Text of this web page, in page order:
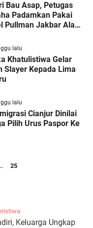
Bau Asap, Petugas
Padamkan Pakai
Pullman Jakbar Alami
lalu
Khatulistiwa Gelar
Slayer Kepada Lima
lalu
Cianjur Dinilai
Pilih Urus Paspor Ke
25
Keluarga Ungkap